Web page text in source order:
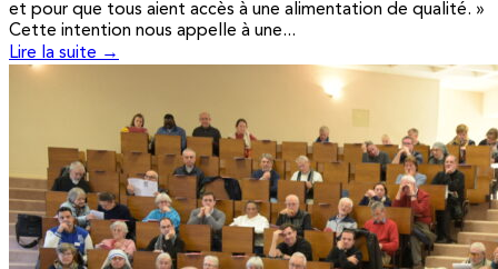
et pour que tous aient accès à une alimentation de qualité. »
Cette intention nous appelle à une...
Lire la suite →